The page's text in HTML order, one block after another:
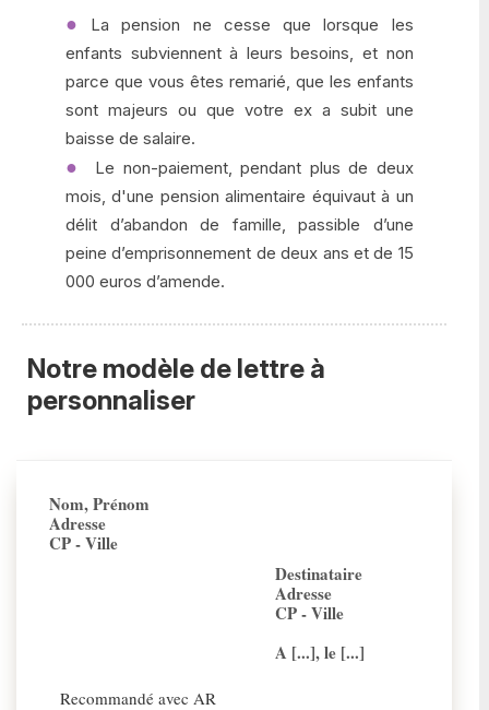
La pension ne cesse que lorsque les
enfants subviennent à leurs besoins, et non
parce que vous êtes remarié, que les enfants
sont majeurs ou que votre ex a subit une
baisse de salaire.
Le non-paiement, pendant plus de deux
mois, d'une pension alimentaire équivaut à un
délit d’abandon de famille, passible d’une
peine d’emprisonnement de deux ans et de 15
000 euros d’amende.
Notre modèle de lettre à
personnaliser
Nom, Prénom
Adresse
CP - Ville
Destinataire
Adresse
CP - Ville
A [...], le [...]
Recommandé avec AR